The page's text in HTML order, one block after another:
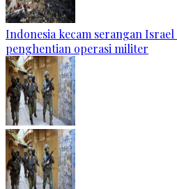
Indonesia kecam serangan Israel
penghentian operasi militer